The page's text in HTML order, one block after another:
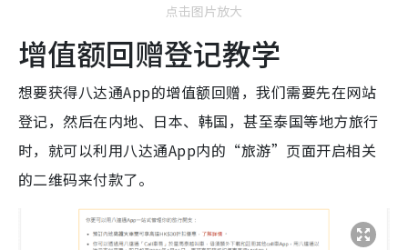
点击图片放大
增值额回赠登记教学
想要获得八达通App的增值额回赠，我们需要先在网站
登记，然后在内地、日本、韩国，甚至泰国等地方旅行
时，就可以利用八达通App内的“旅游”页面开启相关
的二维码来付款了。